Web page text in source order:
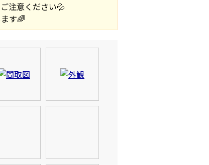
注意ください💦
す🌈